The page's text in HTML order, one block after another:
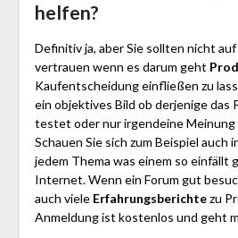
helfen?
Definitiv ja, aber Sie sollten nicht
vertrauen wenn es darum geht
Kaufentscheidung einfließen zu
ein objektives Bild ob derjenige
testet oder nur irgendeine
Schauen Sie sich zum Beispiel auch
jedem Thema was einem so einfällt
Internet. Wenn ein Forum gut
auch viele Erfahrungsberichtezu
Anmeldung ist kostenlos und geht